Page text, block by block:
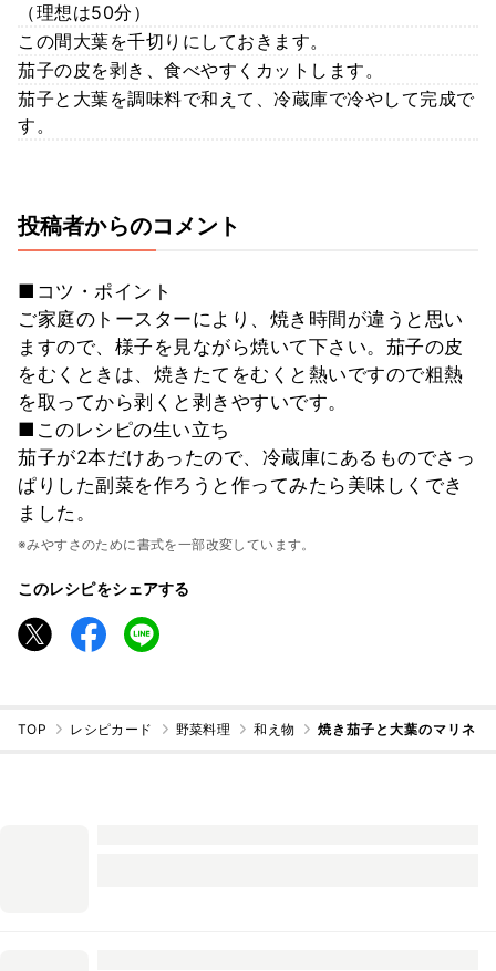
（理想は50分）
この間大葉を千切りにしておきます。
茄子の皮を剥き、食べやすくカットします。
茄子と大葉を調味料で和えて、冷蔵庫で冷やして完成で
す。
投稿者からのコメント
■コツ・ポイント
ご家庭のトースターにより、焼き時間が違うと思い
ますので、様子を見ながら焼いて下さい。茄子の皮
をむくときは、焼きたてをむくと熱いですので粗熱
を取ってから剥くと剥きやすいです。
■このレシピの生い立ち
茄子が2本だけあったので、冷蔵庫にあるものでさっ
ぱりした副菜を作ろうと作ってみたら美味しくでき
ました。
※みやすさのために書式を一部改変しています。
このレシピをシェアする
TOP レシピカード 野菜料理 和え物 焼き茄子と大葉のマリネ